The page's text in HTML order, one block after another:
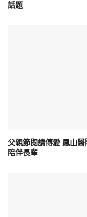
話題
父親節閱讀傳愛 鳳山
陪伴長輩